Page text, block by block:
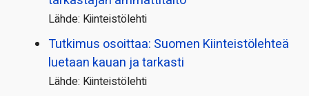
Lähde: Kiinteistölehti
Tutkimus osoittaa: Suomen Kiinteistölehteä
luetaan kauan ja tarkasti
Lähde: Kiinteistölehti